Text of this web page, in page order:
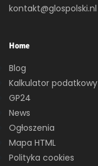
kontakt@glospolski.nl
Home
Blog
Kalkulator podatkowy
GP24
News
Ogłoszenia
Mapa HTML
Polityka cookies